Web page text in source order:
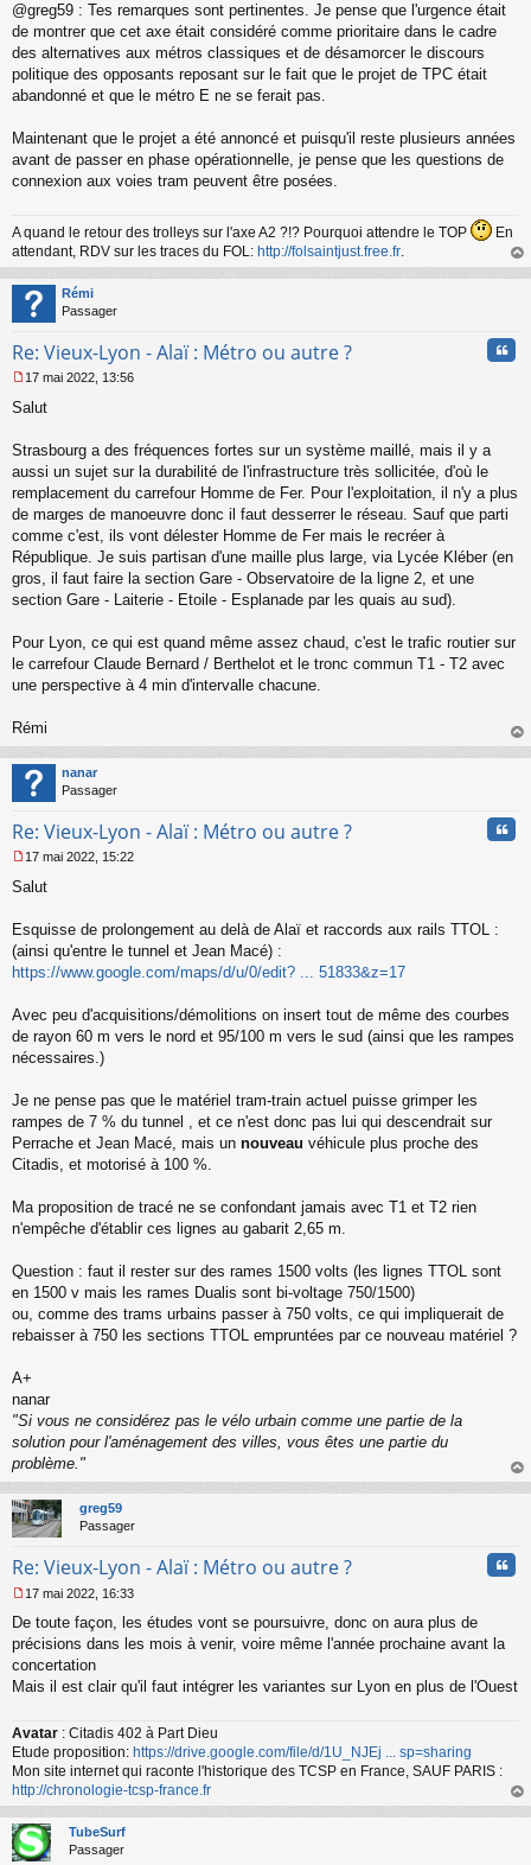
e
s
s
a
g
e
o
n
u
@greg59 : Tes remarques sont pertinentes. Je pense que l'urgence était
de montrer que cet axe était considéré comme prioritaire dans le cadre
des alternatives aux métros classiques et de désamorcer le discours
politique des opposants reposant sur le fait que le projet de TPC était
abandonné et que le métro E ne se ferait pas.
Maintenant que le projet a été annoncé et puisqu'il reste plusieurs années
avant de passer en phase opérationnelle, je pense que les questions de
connexion aux voies tram peuvent être posées.
A quand le retour des trolleys sur l'axe A2 ?!? Pourquoi attendre le TOP
En
attendant, RDV sur les traces du FOL: http://folsaintjust.free.fr
au
Rémi
Passager
Re: Vieux-Lyon - Alaï : Métro ou autre ?
e
s
g
e
n
o
n
u
17 mai 2022, 13:56
Salut
Strasbourg a des fréquences fortes sur un système maillé, mais il y a
aussi un sujet sur la durabilité de l'infrastructure très sollicitée, d'où le
remplacement du carrefour Homme de Fer. Pour l'exploitation, il n'y a plus
de marges de manoeuvre donc il faut desserrer le réseau. Sauf que parti
comme c'est, ils vont délester Homme de Fer mais le recréer à
République. Je suis partisan d'une maille plus large, via Lycée Kléber (en
gros, il faut faire la section Gare - Observatoire de la ligne 2, et une
section Gare - Laiterie - Etoile - Esplanade par les quais au sud).
Pour Lyon, ce qui est quand même assez chaud, c'est le trafic routier sur
le carrefour Claude Bernard / Berthelot et le tronc commun T1 - T2 avec
une perspective à 4 min d'intervalle chacune.
Rémi
au
nanar
Passager
Re: Vieux-Lyon - Alaï : Métro ou autre ?
e
s
a
g
e
o
n
l
u
17 mai 2022, 15:22
Salut
Esquisse de prolongement au delà de Alaï et raccords aux rails TTOL :
(ainsi qu'entre le tunnel et Jean Macé) :
https://www.google.com/maps/d/u/0/edit? ... 51833&z=17
Avec peu d'acquisitions/démolitions on insert tout de même des courbes
de rayon 60 m vers le nord et 95/100 m vers le sud (ainsi que les rampes
nécessaires.)
Je ne pense pas que le matériel tram-train actuel puisse grimper les
rampes de 7 % du tunnel , et ce n'est donc pas lui qui descendrait sur
Perrache et Jean Macé, mais un nouveau véhicule plus proche des
Citadis, et motorisé à 100 %.
Ma proposition de tracé ne se confondant jamais avec T1 et T2 rien
n'empêche d'établir ces lignes au gabarit 2,65 m.
Question : faut il rester sur des rames 1500 volts (les lignes TTOL sont
en 1500 v mais les rames Dualis sont bi-voltage 750/1500)
ou, comme des trams urbains passer à 750 volts, ce qui impliquerait de
rebaisser à 750 les sections TTOL empruntées par ce nouveau matériel ?
A+
nanar
"Si vous ne considérez pas le vélo urbain comme une partie de la
solution pour l'aménagement des villes, vous êtes une partie du
problème."
au
greg59
Passager
Re: Vieux-Lyon - Alaï : Métro ou autre ?
e
s
s
g
n
o
n
l
u
17 mai 2022, 16:33
De toute façon, les études vont se poursuivre, donc on aura plus de
précisions dans les mois à venir, voire même l'année prochaine avant la
concertation
Mais il est clair qu'il faut intégrer les variantes sur Lyon en plus de l'Ouest
Avatar : Citadis 402 à Part Dieu
Etude proposition: https://drive.google.com/file/d/1U_NJEj ... sp=sharing
Mon site internet qui raconte l'historique des TCSP en France, SAUF PARIS :
http://chronologie-tcsp-france.fr
au
TubeSurf
Passager